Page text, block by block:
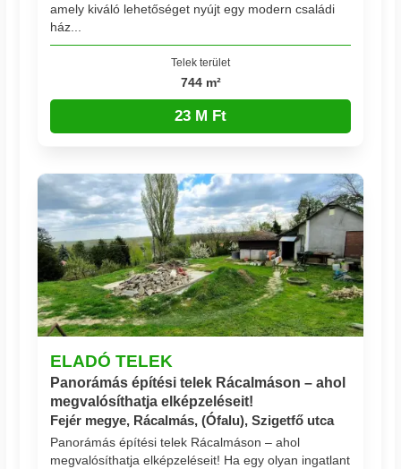
amely kiváló lehetőséget nyújt egy modern családi
ház...
Telek terület
744 m²
23 M Ft
ELADÓ TELEK
Panorámás építési telek Rácalmáson – ahol
megvalósíthatja elképzeléseit!
Fejér megye, Rácalmás, (Ófalu), Szigetfő utca
Panorámás építési telek Rácalmáson – ahol
megvalósíthatja elképzeléseit! Ha egy olyan ingatlant